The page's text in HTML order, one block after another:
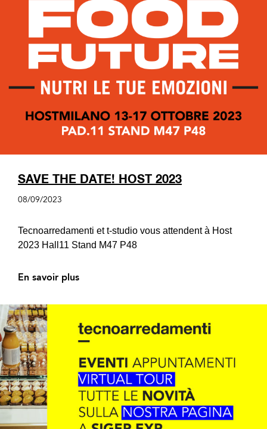
SAVE THE DATE! HOST 2023
08/09/2023
Tecnoarredamenti et t-studio vous attendent à Host
2023 Hall11 Stand M47 P48
En savoir plus